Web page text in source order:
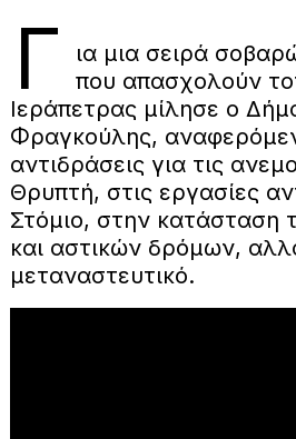
Γ
ια μια σειρά
που απασχολούν
Ιεράπετρας μίλησε ο
Φραγκούλης,
αντιδράσεις για τις
Θρυπτή, στις εργασίες
Στόμιο, στην κατάσταση
και αστικών δρόμων,
μεταναστευτικό.